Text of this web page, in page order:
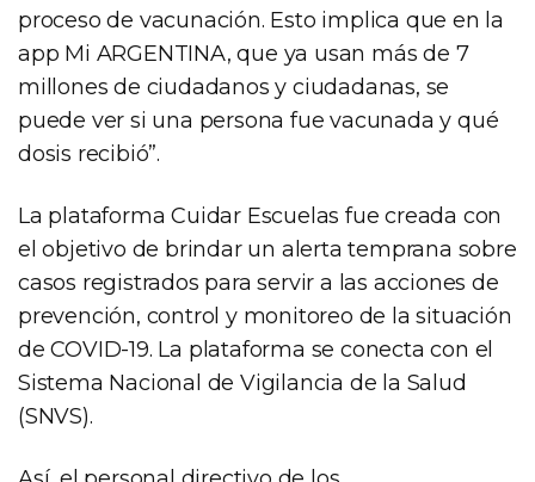
proceso de vacunación. Esto implica que en la
app Mi ARGENTINA, que ya usan más de 7
millones de ciudadanos y ciudadanas, se
puede ver si una persona fue vacunada y qué
dosis recibió”.
La plataforma Cuidar Escuelas fue creada con
el objetivo de brindar un alerta temprana sobre
casos registrados para servir a las acciones de
prevención, control y monitoreo de la situación
de COVID-19. La plataforma se conecta con el
Sistema Nacional de Vigilancia de la Salud
(SNVS).